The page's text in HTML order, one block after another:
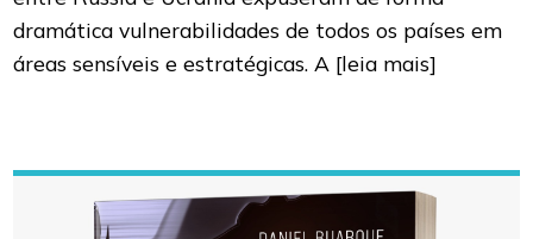
dramática vulnerabilidades de todos os países em
áreas sensíveis e estratégicas. A [leia mais]